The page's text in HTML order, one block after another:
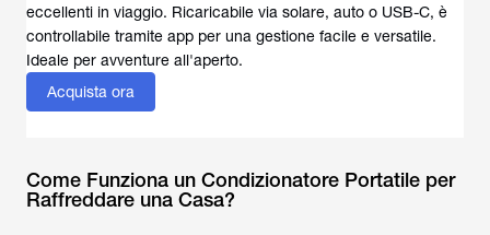
eccellenti in viaggio. Ricaricabile via solare, auto o USB-C, è
controllabile tramite app per una gestione facile e versatile.
Acquista ora
Come Funziona un Condizionatore Portatile per
Raffreddare una Casa?